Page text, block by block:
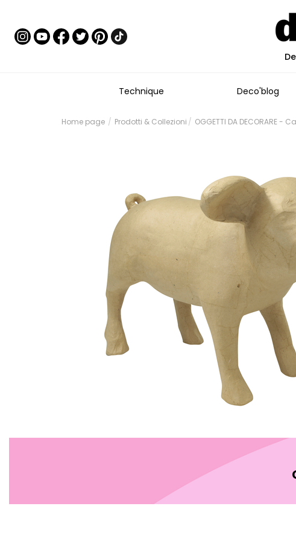
Technique Deco'blog
Home page Prodotti & Collezioni OGGETTI DA DECORARE -